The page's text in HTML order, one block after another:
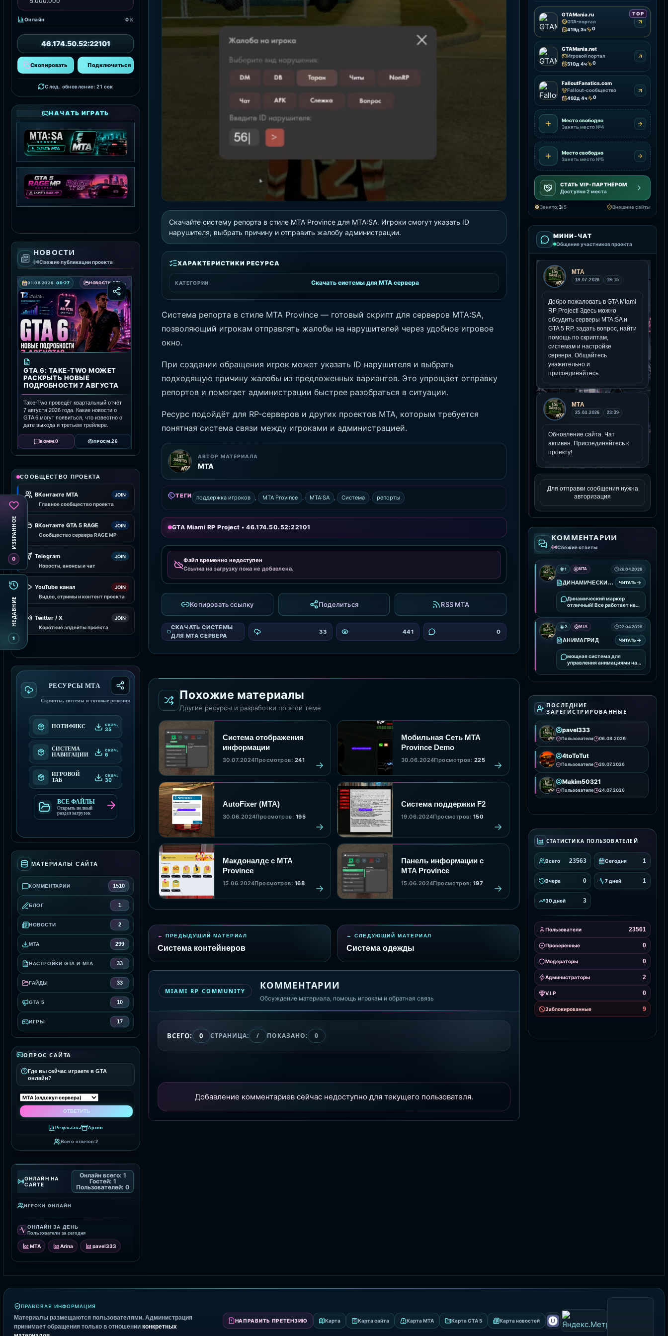
Онлайн 0%
46.174.50.52:22101
Скопировать Подключиться
След. обновление: 19 сек
НАЧАТЬ ИГРАТЬ
MTA:SA SERVER
СКАЧАТЬ MTA
НОВОСТИ
Свежие публикации проекта
01.08.2026 00:27 НОВОСТИ GTA 6 — ДАТА ВЫХОДА, ТРЕЙЛЕРЫ И ПОДРОБНОСТИ ИГРЫ
GTA 6: TAKE-TWO МОЖЕТ
РАСКРЫТЬ НОВЫЕ
ПОДРОБНОСТИ 7 АВГУСТА
Take-Two проведёт квартальный отчёт
7 августа 2026 года. Какие новости о
GTA 6 могут появиться, что известно о
дате выхода и третьем трейлере.
КОММ.0 ПРОСМ.26
СООБЩЕСТВО ПРОЕКТА
ВКонтакте MTA JOIN
Главное сообщество проекта
ВКонтакте GTA 5 RAGE JOIN
Сообщество сервера RAGE MP
Telegram JOIN
Новости, анонсы и чат
YouTube канал JOIN
Видео, стримы и контент проекта
Twitter / X JOIN
Короткие апдейты проекта
РЕСУРСЫ МТА
Скрипты, системы и готовые решения
НОТИФИКС скач.
35
СИСТЕМА
НАВИГАЦИИ
скач.
6
ИГРОВОЙ
ТАБ
скач.
30
ВСЕ ФАЙЛЫ
Открыть полный
раздел загрузок
МАТЕРИАЛЫ САЙТА
КОММЕНТАРИИ 1510
БЛОГ 1
НОВОСТИ 2
MTA 299
НАСТРОЙКИ GTA И MTA 33
ГАЙДЫ 33
GTA 5 10
ИГРЫ 17
ОПРОС САЙТА
Где вы сейчас играете в GTA
онлайн?
Результаты Архив
Всего ответов:2
ОНЛАЙН НА
САЙТЕ
Онлайн всего: 1
Гостей: 1
Пользователей: 0
ИГРОКИ ОНЛАЙН
ОНЛАЙН ЗА ДЕНЬ
Пользователи за сегодня
MTA Arina pavel333
Скачайте систему репорта в стиле MTA Province для MTA:SA. Игроки смогут указать ID
нарушителя, выбрать причину и отправить жалобу администрации.
ХАРАКТЕРИСТИКИ РЕСУРСА
КАТЕГОРИИ Скачать системы для MTA сервера
Система репорта в стиле MTA Province — готовый скрипт для серверов MTA:SA,
позволяющий игрокам отправлять жалобы на нарушителей через удобное игровое
окно.
При создании обращения игрок может указать ID нарушителя и выбрать
подходящую причину жалобы из предложенных вариантов. Это упрощает отправку
репортов и помогает администрации быстрее разобраться в ситуации.
Ресурс подойдёт для RP-серверов и других проектов MTA, которым требуется
понятная система связи между игроками и администрацией.
АВТОР МАТЕРИАЛА
MTA
ТЕГИ поддержка игроков , MTA Province , MTA:SA , Система , репорты
GTA Miami RP Project • 46.174.50.52:22101
Файл временно недоступен
Ссылка на загрузку пока не добавлена.
Копировать ссылку Поделиться RSS MTA
СКАЧАТЬ СИСТЕМЫ
ДЛЯ MTA СЕРВЕРА
33 441 0
Похожие материалы
Другие ресурсы и разработки по этой теме
Система отображения
информации
30.07.2024Просмотров: 241
Мобильная Сеть MTA
Province Demo
30.06.2024Просмотров: 225
AutoFixer (MTA)
30.06.2024Просмотров: 195
Система поддержки F2
19.06.2024Просмотров: 150
Макдоналдс с MTA
Province
15.06.2024Просмотров: 168
Панель информации с
MTA Province
15.06.2024Просмотров: 197
ПРЕДЫДУЩИЙ МАТЕРИАЛ
Система контейнеров
СЛЕДУЮЩИЙ МАТЕРИАЛ
Система одежды
MIAMI RP COMMUNITY КОММЕНТАРИИ
Обсуждение материала, помощь игрокам и обратная связь
ВСЕГО: 0 СТРАНИЦА: / ПОКАЗАНО: 0
Добавление комментариев сейчас недоступно для текущего пользователя.
TOP
GTAMania.ru
GTA-портал
419д 3ч
0
GTAMania.net
Игровой портал
510д 4ч
0
FalloutFanatics.com
Fallout-сообщество
492д 4ч
0
Место свободно
Занять место №4
Место свободно
Занять место №5
СТАТЬ VIP-ПАРТНЁРОМ
Доступно 2 места
Занято:3/5 Внешние сайты
МИНИ-ЧАТ
Общение участников проекта
Для отправки сообщения нужна
авторизация
КОММЕНТАРИИ
Свежие ответы
1 MTA 26.04.2026
ДИНАМИЧЕСКИЙ МАРКЕР ЧИТАТЬ
Динамический маркер
отличный! Все работает на
ура!
2 MTA 22.04.2026
АНИМАГРИД ЧИТАТЬ
мощная система для
управления анимациями на
вашем сервере. Она
предоставляет удобные
инструменты для
анимаций, улучшая
ПОСЛЕДНИЕ
ЗАРЕГИСТРИРОВАННЫЕ
pavel333
Пользователи 06.08.2026
4toToTut
Пользователи 29.07.2026
Makim50321
Пользователи 24.07.2026
СТАТИСТИКА ПОЛЬЗОВАТЕЛЕЙ
Всего 23563 Сегодня 1
Вчера 0 7 дней 1
30 дней 3
Пользователи 23561
Проверенные 0
Модераторы 0
Администраторы 2
V.I.P 0
Заблокированные 9
ПРАВОВАЯ ИНФОРМАЦИЯ
Материалы размещаются пользователями. Администрация
принимает обращения только в отношении конкретных
НАПРАВИТЬ ПРЕТЕНЗИЮ Карта Карта сайта Карта MTA Карта GTA 5 Карта новостей
НЕДАВНИЕ
1
ИЗБРАННОЕ
0